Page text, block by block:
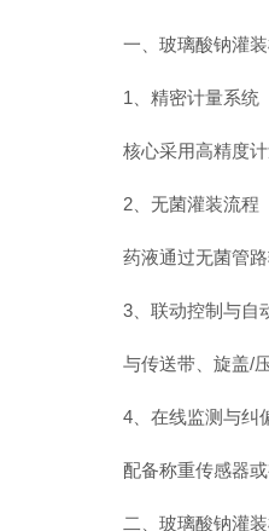
一、玻璃酸钠灌装
‌1、精密计量系统‌
核心采用高精度计量
‌2、无菌灌装流程‌
药液通过无菌管路输
‌3、联动控制与自
与传送带、旋盖/压
‌4、在线监测与纠
配备称重传感器或
二、玻璃酸钠灌装